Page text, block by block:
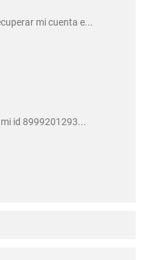
mi cuenta e...
id 8999201293...